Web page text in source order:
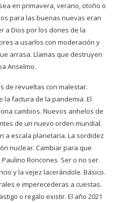
en primavera, verano, otoño o
para las buenas nuevas eran
a Dios por los dones de la
a usarlos con moderación y
arrasa. Llamas que destruyen
Anselmo.
de revueltas con malestar.
la factura de la pandemia. El
cambios. Nuevos anhelos de
de un nuevo orden mundial.
a escala planetaria. La sordidez
nuclear. Cambiar para que
Roncones. Ser o no ser.
y la vejez lacerándole. Básico.
e imperecederas a cuestas.
o regalo existir. El año 2021